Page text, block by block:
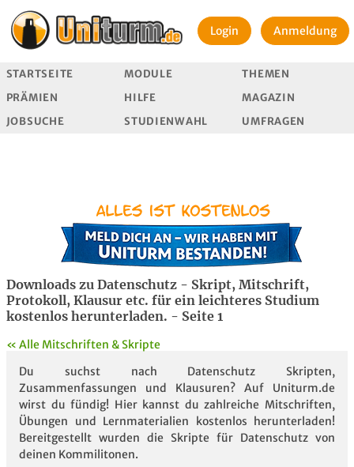
Login Anmeldung
STARTSEITE MODULE
THEMEN
PRÄMIEN
HILFE
MAGAZIN
JOBSUCHE
STUDIENWAHL UMFRAGEN
Downloads zu Datenschutz - Skript, Mitschrift,
Protokoll, Klausur etc. für ein leichteres Studium
kostenlos herunterladen. - Seite 1
« Alle Mitschriften & Skripte
Du suchst nach Datenschutz Skripten,
Zusammenfassungen und Klausuren? Auf Uniturm.de
wirst du fündig! Hier kannst du zahlreiche Mitschriften,
Übungen und Lernmaterialien kostenlos herunterladen!
Bereitgestellt wurden die Skripte für Datenschutz von
deinen Kommilitonen.